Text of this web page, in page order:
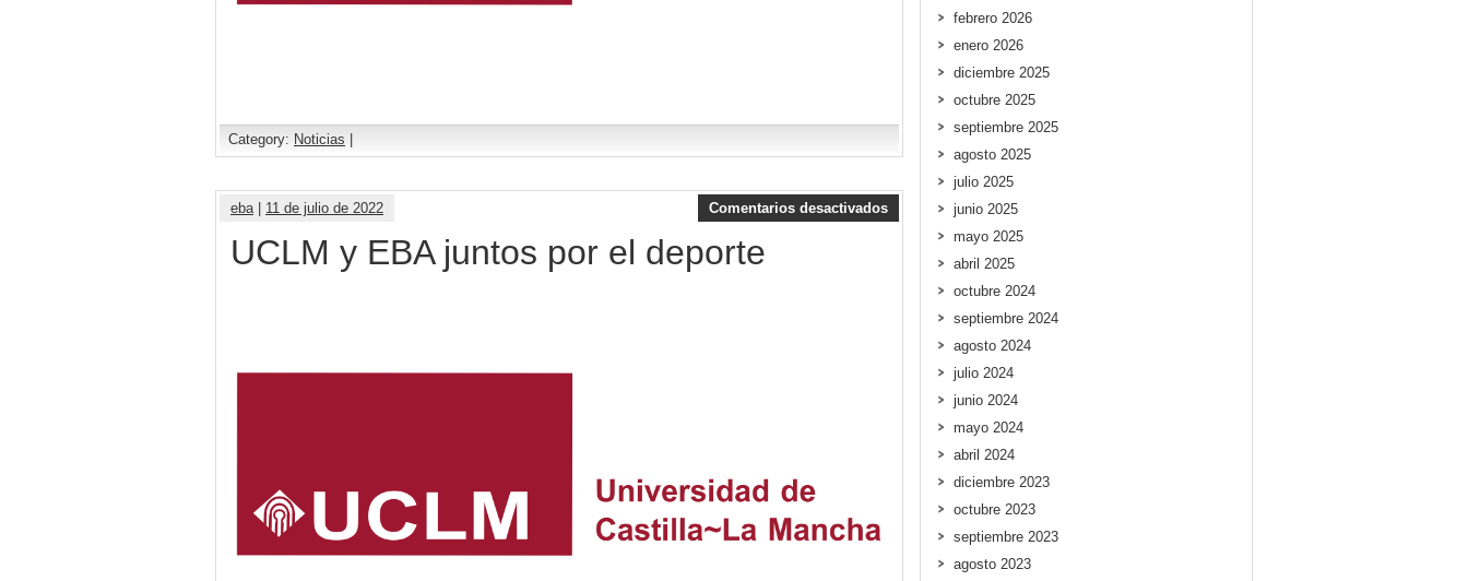
Category: Noticias |
eba | 11 de julio de 2022 Comentarios desactivados
UCLM y EBA juntos por el deporte
febrero 2026
enero 2026
diciembre 2025
octubre 2025
septiembre 2025
agosto 2025
julio 2025
junio 2025
mayo 2025
abril 2025
octubre 2024
septiembre 2024
agosto 2024
julio 2024
junio 2024
mayo 2024
abril 2024
diciembre 2023
octubre 2023
septiembre 2023
agosto 2023